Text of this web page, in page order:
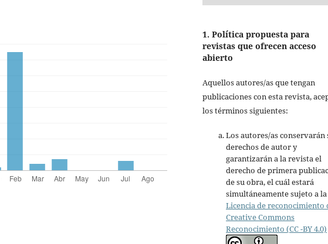
1. Política propuesta para
revistas que ofrecen acceso
abierto
Aquellos autores/as que tengan
publicaciones con esta revista,
los términos siguientes:
Los autores/as conservarán
derechos de autor y
garantizarán a la revista el
derecho de primera
de su obra, el cuál estará
simultáneamente sujeto a la
Licencia de reconocimiento
Creative Commons
Reconocimiento (CC -BY 4.0)